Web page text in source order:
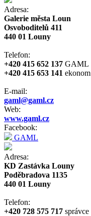
Adresa:
Galerie města Loun
Osvoboditelů 411
440 01 Louny
Telefon:
+420 415 652 137 GAML
+420 415 653 141 ekonom
E-mail:
gaml@gaml.cz
Web:
www.gaml.cz
Facebook:
GAML
Adresa:
KD Zastávka Louny
Poděbradova 1135
440 01 Louny
Telefon:
+420 728 575 717 správce